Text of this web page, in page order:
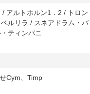
アルトホルン1．2 / トロン
ルリラ / スネアドラム・バ
ティンパニ
Cym、Timp